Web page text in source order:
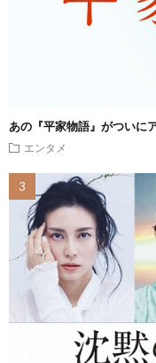
あの『平家物語』がついに
エンタメ